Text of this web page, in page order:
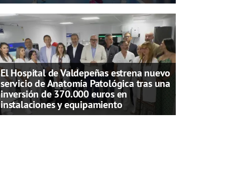
El Hospital de Valdepeñas estrena nuevo
servicio de Anatomía Patológica tras una
inversión de 370.000 euros en
instalaciones y equipamiento